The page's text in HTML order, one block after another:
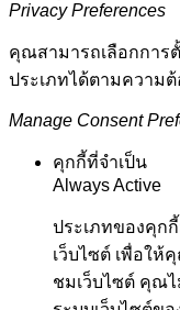
Privacy Preferences
คุณสามารถเลือกการ
ประเภทได้ตามความต้
Manage Consent
คุกกี้ที่จำเป็น
Always Active
ประเภทของคุก
เว็บไซต์ เพื่อให้
ชมเว็บไซต์ คุณ